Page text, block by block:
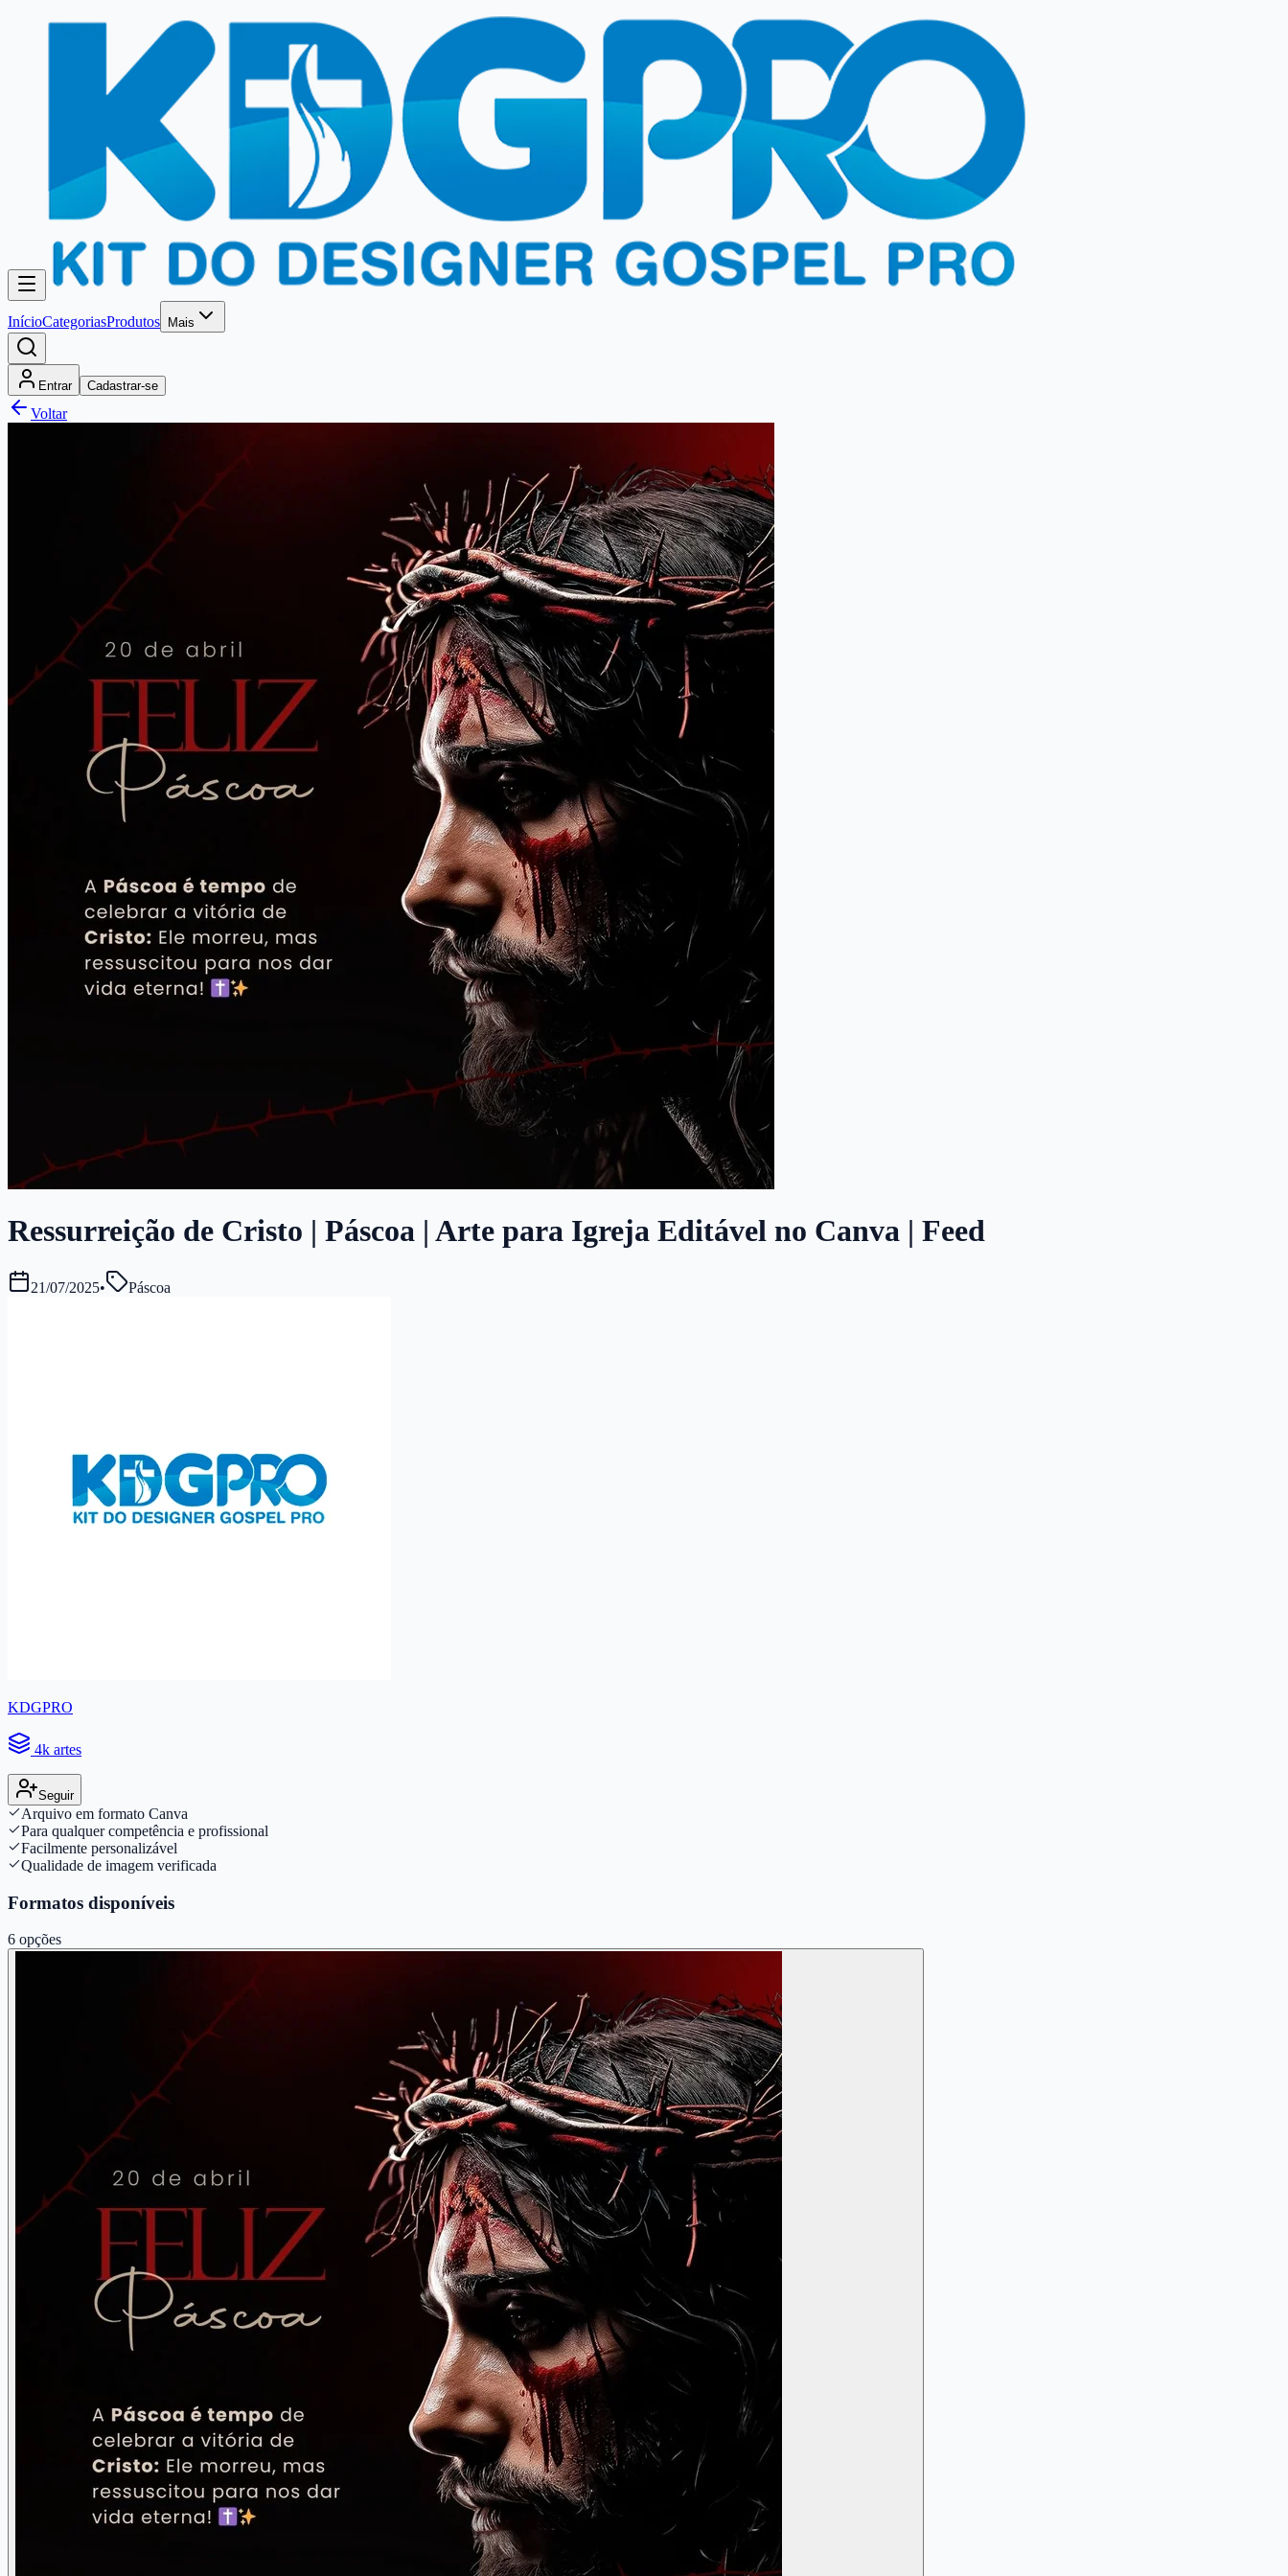
InícioCategoriasProdutos Mais
Entrar Cadastrar-se
Voltar
Ressurreição de Cristo | Páscoa | Arte para Igreja Editável no Canva | Feed
21/07/2025• Páscoa
KDGPRO
4k artes
Seguir
Arquivo em formato Canva
Para qualquer competência e profissional
Facilmente personalizável
Qualidade de imagem verificada
Formatos disponíveis
6 opções